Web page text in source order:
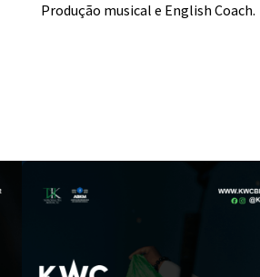
Produção musical e English Coach.